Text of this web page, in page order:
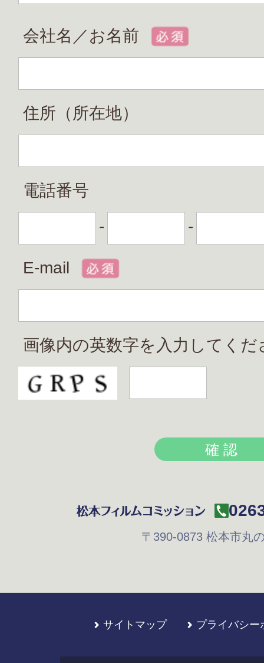
会社名／お名前
住所（所在地）
電話番号
-
-
E-mail
画像内の英数字を入力してくだ
〒390-0873 松本市丸
サイトマップ プライバシー